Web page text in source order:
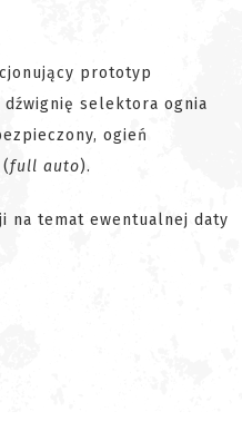
prototyp
dźwignię selektora ognia
ogień
(full auto).
na temat ewentualnej daty